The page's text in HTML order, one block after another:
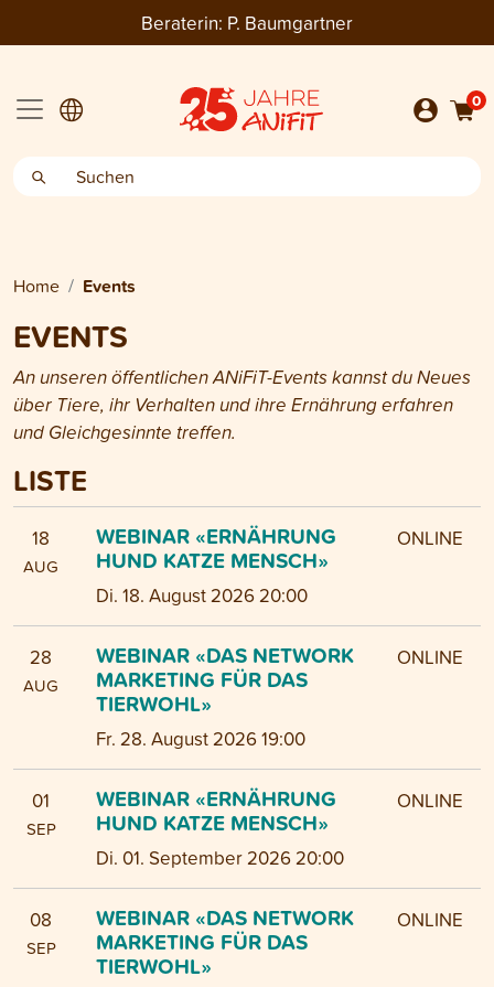
Beraterin: P. Baumgartner
0
Home Events
EVENTS
An unseren öffentlichen ANiFiT-Events kannst du Neues
über Tiere, ihr Verhalten und ihre Ernährung erfahren
und Gleichgesinnte treffen.
LISTE
18
AUG
WEBINAR «ERNÄHRUNG
HUND KATZE MENSCH»
Di. 18. August 2026 20:00
ONLINE
28
AUG
WEBINAR «DAS NETWORK
MARKETING FÜR DAS
TIERWOHL»
Fr. 28. August 2026 19:00
ONLINE
01
SEP
WEBINAR «ERNÄHRUNG
HUND KATZE MENSCH»
Di. 01. September 2026 20:00
ONLINE
08
SEP
WEBINAR «DAS NETWORK
MARKETING FÜR DAS
TIERWOHL»
ONLINE